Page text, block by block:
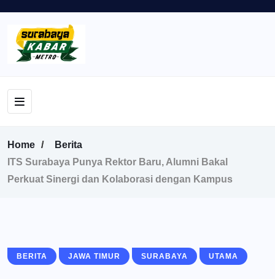
Home
Berita
ITS Surabaya Punya Rektor Baru, Alumni Bakal
Perkuat Sinergi dan Kolaborasi dengan Kampus
BERITA JAWA TIMUR SURABAYA UTAMA